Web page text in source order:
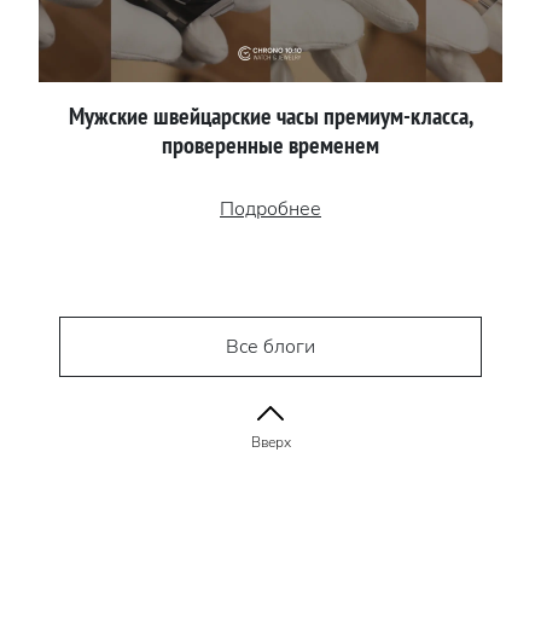
Мужские швейцарские часы премиум-класса,
проверенные временем
Подробнее
Все блоги
Вверх